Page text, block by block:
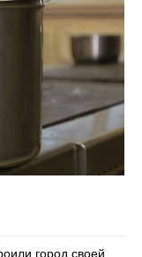
город своей